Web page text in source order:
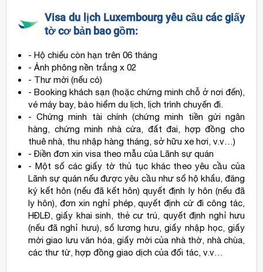
Visa du lịch Luxembourg yêu cầu các giấy
tờ cơ bản bao gồm:
- Hộ chiếu còn hạn trên 06 tháng
- Ảnh phông nền trắng x 02
- Thư mời (nếu có)
- Booking khách sạn (hoặc chứng minh chỗ ở nơi đến),
vé máy bay, bảo hiểm du lịch, lịch trình chuyến đi.
- Chứng minh tài chính (chứng minh tiền gửi ngân
hàng, chứng minh nhà cửa, đất đai, hợp đồng cho
thuê nhà, thu nhập hàng tháng, sở hữu xe hơi, v.v…)
- Điền đơn xin visa theo mẫu của Lãnh sự quán
- Một số các giấy tờ thủ tục khác theo yêu cầu của
Lãnh sự quán nếu được yêu cầu như sổ hộ khẩu, đăng
ký kết hôn (nếu đã kết hôn) quyết định ly hôn (nếu đã
ly hôn), đơn xin nghỉ phép, quyết định cử đi công tác,
HĐLĐ, giấy khai sinh, thẻ cư trú, quyết định nghỉ hưu
(nếu đã nghỉ hưu), sổ lương hưu, giấy nhập học, giấy
mời giao lưu văn hóa, giấy mời của nhà thờ, nhà chùa,
các thư từ, hợp đồng giao dịch của đối tác, v.v…